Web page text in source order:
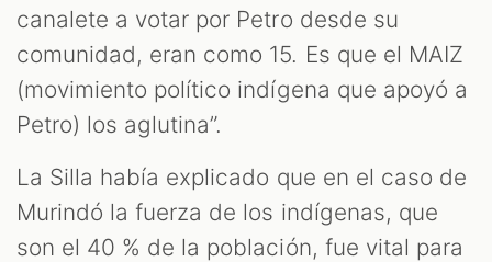
canalete a votar por Petro desde su
comunidad, eran como 15. Es que el MAIZ
(movimiento político indígena que apoyó a
Petro) los aglutina”.
La Silla había explicado que en el caso de
Murindó la fuerza de los indígenas, que
son el 40 % de la población, fue vital para